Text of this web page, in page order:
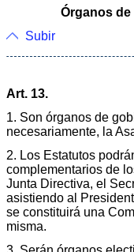
Órganos
Subir
Art. 13.
1. Son órganos de
necesariamente, la
2. Los Estatutos
complementarios de
Junta Directiva, el
asistiendo al
se constituirá una
misma.